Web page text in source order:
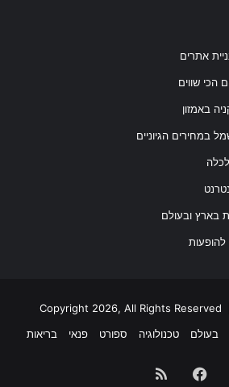
בעולם טכנולוגיה ספורט פנאי בריאות
Facebook